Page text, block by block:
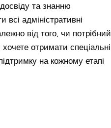
та знанню
адміністративні
від того, чи потрібний
отримати спеціальні
на кожному етапі